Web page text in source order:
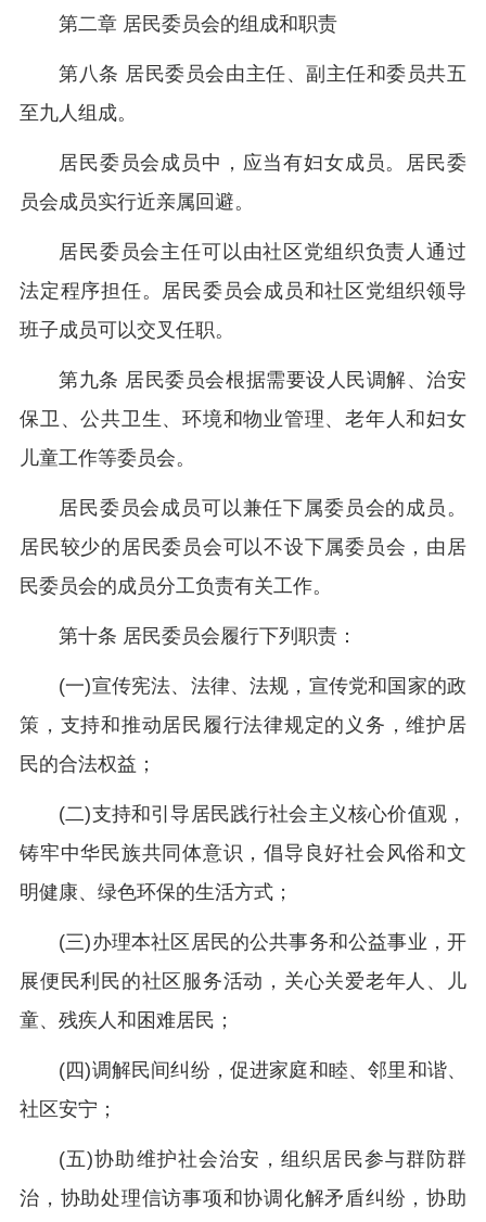
第二章 居民委员会的组成和职责
第八条 居民委员会由主任、副主任和委员共五
至九人组成。
居民委员会成员中，应当有妇女成员。居民委
员会成员实行近亲属回避。
居民委员会主任可以由社区党组织负责人通过
法定程序担任。居民委员会成员和社区党组织领导
班子成员可以交叉任职。
第九条 居民委员会根据需要设人民调解、治安
保卫、公共卫生、环境和物业管理、老年人和妇女
儿童工作等委员会。
居民委员会成员可以兼任下属委员会的成员。
居民较少的居民委员会可以不设下属委员会，由居
民委员会的成员分工负责有关工作。
第十条 居民委员会履行下列职责：
(一)宣传宪法、法律、法规，宣传党和国家的政
策，支持和推动居民履行法律规定的义务，维护居
民的合法权益；
(二)支持和引导居民践行社会主义核心价值观，
铸牢中华民族共同体意识，倡导良好社会风俗和文
明健康、绿色环保的生活方式；
(三)办理本社区居民的公共事务和公益事业，开
展便民利民的社区服务活动，关心关爱老年人、儿
童、残疾人和困难居民；
(四)调解民间纠纷，促进家庭和睦、邻里和谐、
社区安宁；
(五)协助维护社会治安，组织居民参与群防群
治，协助处理信访事项和协调化解矛盾纠纷，协助